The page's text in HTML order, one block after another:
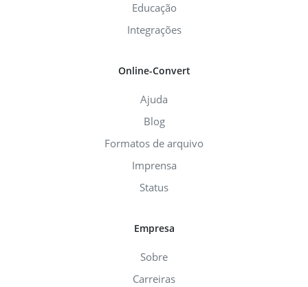
Educação
Integrações
Online-Convert
Ajuda
Blog
Formatos de arquivo
Imprensa
Status
Empresa
Sobre
Carreiras